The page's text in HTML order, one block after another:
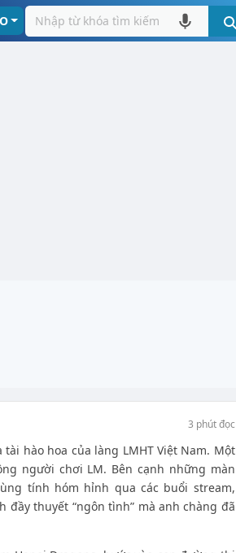
3 phút đọc
hào hoa của làng LMHT Việt Nam. Một
người chơi LM. Bên cạnh những màn
tính hóm hỉnh qua các buổi stream,
thuyết “ngôn tình” mà anh chàng đã